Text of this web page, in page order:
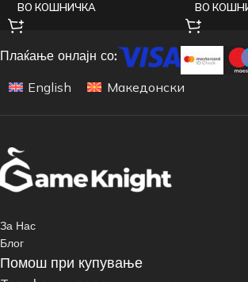
ВО КОШНИЧКА ВО
Плаќање онлајн со:
English
Македонски
За Нас
Блог
Помош при купување